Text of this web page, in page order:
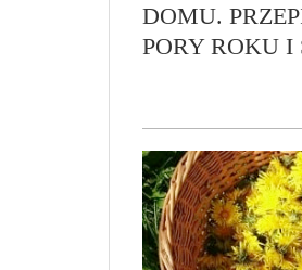
DOMU.
PORY ROKU I